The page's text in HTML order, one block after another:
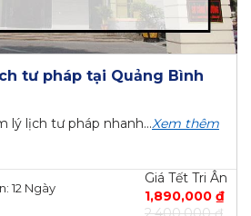
tư pháp tại Quảng Bình
lý lịch tư pháp nhanh...Xem thêm
12 Ngày
Giá Tết Tri Ân
1,890,000 ₫